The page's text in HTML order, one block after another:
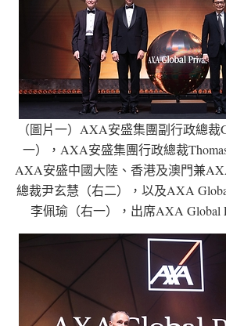
（圖片一）AXA安盛集團副行政總裁
一），AXA安盛集團行政總裁
AXA安盛中國大陸、香港及澳門兼
總裁尹玄慧（右二），以及AXA
李佩瑜（右一），出席AXA Global